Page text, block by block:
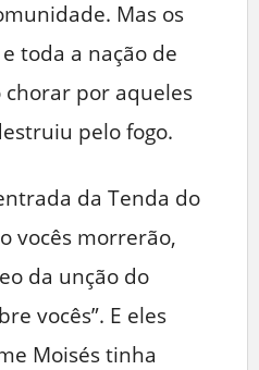
Mas os
toda a nação de
chorar por aqueles
pelo fogo.
da Tenda do
vocês morrerão,
da unção do
vocês”. E eles
Moisés tinha